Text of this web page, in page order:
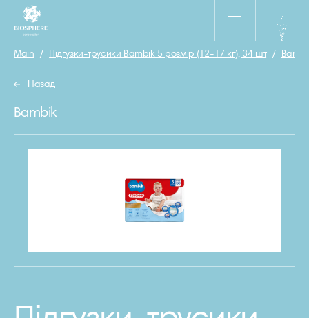
Main / Підгузки-трусики Bambik 5 розмір (12-17 кг), 34 шт /
Назад
Bambik